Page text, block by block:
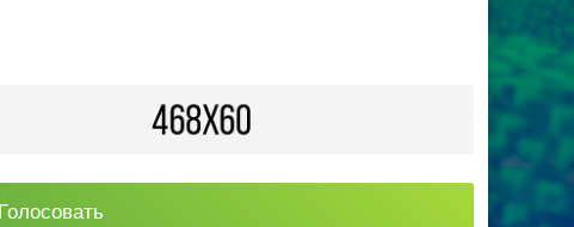
Голосовать